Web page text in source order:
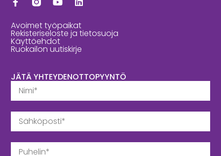
Avoimet työpaikat
Rekisteriseloste ja tietosuoja
Käyttöehdot
Ruokailon uutiskirje
JÄTÄ YHTEYDENOTTOPYYNTÖ